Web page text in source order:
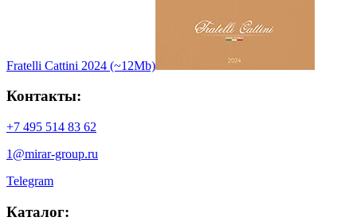
Fratelli Cattini 2024 (~12Mb)
Контакты:
+7 495 514 83 62
1@mirar-group.ru
Telegram
Каталог: